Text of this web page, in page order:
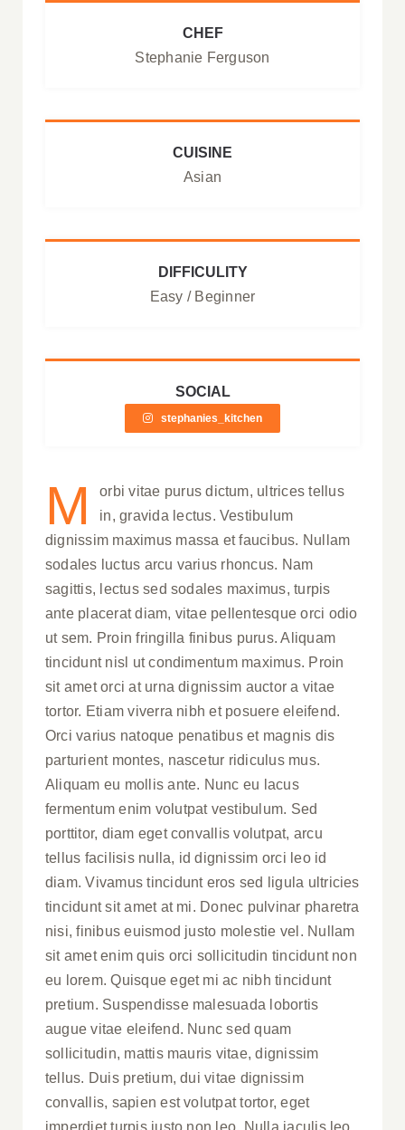
CHEF
Stephanie Ferguson
CUISINE
Asian
DIFFICULITY
Easy / Beginner
SOCIAL
stephanies_kitchen
M
orbi vitae purus dictum, ultrices tellus
in, gravida lectus. Vestibulum
dignissim maximus massa et faucibus. Nullam
sodales luctus arcu varius rhoncus. Nam
sagittis, lectus sed sodales maximus, turpis
ante placerat diam, vitae pellentesque orci odio
ut sem. Proin fringilla finibus purus. Aliquam
tincidunt nisl ut condimentum maximus. Proin
sit amet orci at urna dignissim auctor a vitae
tortor. Etiam viverra nibh et posuere eleifend.
Orci varius natoque penatibus et magnis dis
parturient montes, nascetur ridiculus mus.
Aliquam eu mollis ante. Nunc eu lacus
fermentum enim volutpat vestibulum. Sed
porttitor, diam eget convallis volutpat, arcu
tellus facilisis nulla, id dignissim orci leo id
diam. Vivamus tincidunt eros sed ligula ultricies
tincidunt sit amet at mi. Donec pulvinar pharetra
nisi, finibus euismod justo molestie vel. Nullam
sit amet enim quis orci sollicitudin tincidunt non
eu lorem. Quisque eget mi ac nibh tincidunt
pretium. Suspendisse malesuada lobortis
augue vitae eleifend. Nunc sed quam
sollicitudin, mattis mauris vitae, dignissim
tellus. Duis pretium, dui vitae dignissim
convallis, sapien est volutpat tortor, eget
imperdiet turpis justo non leo. Nulla iaculis leo